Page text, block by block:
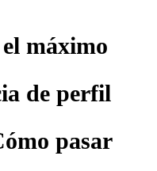
máximo
de perfil
pasar